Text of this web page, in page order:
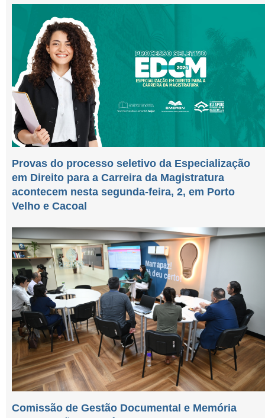
Provas do processo seletivo da Especialização
em Direito para a Carreira da Magistratura
acontecem nesta segunda-feira, 2, em Porto
Velho e Cacoal
Comissão de Gestão Documental e Memória